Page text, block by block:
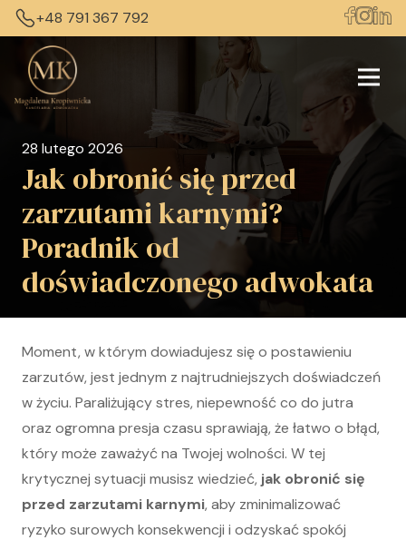
+48 791 367 792
28 lutego 2026
Jak obronić się przed
zarzutami karnymi?
Poradnik od
doświadczonego adwokata
Moment, w którym dowiadujesz się o postawieniu
zarzutów, jest jednym z najtrudniejszych doświadczeń
w życiu. Paraliżujący stres, niepewność co do jutra
oraz ogromna presja czasu sprawiają, że łatwo o błąd,
który może zaważyć na Twojej wolności. W tej
krytycznej sytuacji musisz wiedzieć, jak obronić się
przed zarzutami karnymi, aby zminimalizować
ryzyko surowych konsekwencji i odzyskać spokój